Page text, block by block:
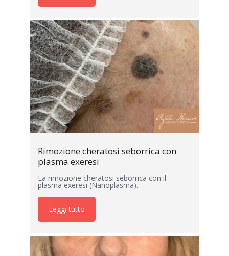
Rimozione cheratosi seborrica con
plasma exeresi
La rimozione cheratosi seborrica con il
plasma exeresi (Nanoplasma).
Leggi tutto